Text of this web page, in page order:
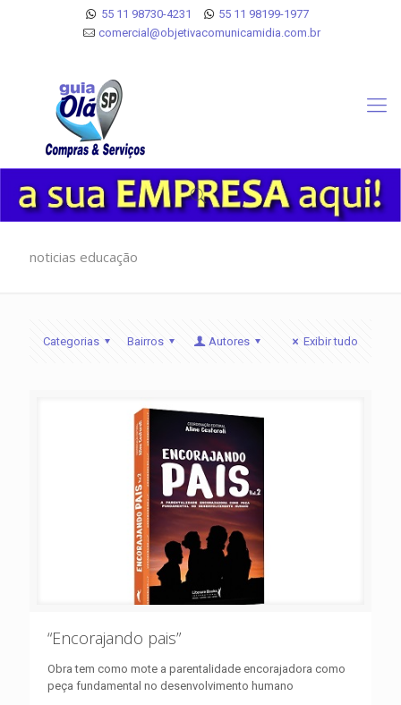
55 11 98730-4231
55 11 98199-1977
comercial@objetivacomunicamidia.com.br
noticias educação
Categorias Bairros Autores Exibir tudo
“Encorajando pais”
Obra tem como mote a parentalidade encorajadora como
peça fundamental no desenvolvimento humano